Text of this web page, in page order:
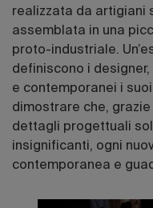
realizzata da artigiani
assemblata in una
proto-industriale.
definiscono i
e contemporanei i
dimostrare che,
dettagli progettuali
insignificanti, ogni
contemporanea e